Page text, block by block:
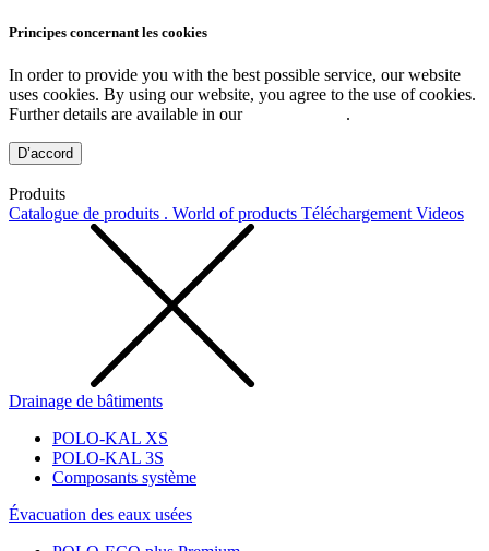
Principes concernant les cookies
In order to provide you with the best possible service, our website
uses cookies. By using our website, you agree to the use of cookies.
Further details are available in our
.
D’accord
Produits
Catalogue de produits . World of products Téléchargement Videos
Drainage de bâtiments
POLO-KAL XS
POLO-KAL 3S
Composants système
Évacuation des eaux usées